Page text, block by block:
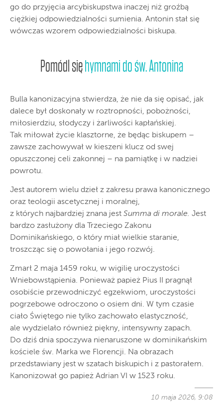
go do przyjęcia arcybiskupstwa inaczej niż groźbą
ciężkiej odpowiedzialności sumienia. Antonin stał się
wówczas wzorem odpowiedzialności biskupa.
Pomódl sięhymnami do św. Antonina
Bulla kanonizacyjna stwierdza, że nie da się opisać, jak
dalece był doskonały w roztropności, pobożności,
miłosierdziu, słodyczy i żarliwości kapłańskiej.
Tak miłował życie klasztorne, że będąc biskupem –
zawsze zachowywał w kieszeni klucz od swej
opuszczonej celi zakonnej – na pamiątkę i w nadziei
powrotu.
Jest autorem wielu dzieł z zakresu prawa kanonicznego
oraz teologii ascetycznej i moralnej,
z których najbardziej znana jest Summa di morale. Jest
bardzo zasłużony dla Trzeciego Zakonu
Dominikańskiego, o który miał wielkie staranie,
troszcząc się o powołania i jego rozwój.
Zmarł 2 maja 1459 roku, w wigilię uroczystości
Wniebowstąpienia. Ponieważ papież Pius II pragnął
osobiście przewodniczyć egzekwiom, uroczystości
pogrzebowe odroczono o osiem dni. W tym czasie
ciało Świętego nie tylko zachowało elastyczność,
ale wydzielało również piękny, intensywny zapach.
Do dziś dnia spoczywa nienaruszone w dominikańskim
kościele św. Marka we Florencji. Na obrazach
przedstawiany jest w szatach biskupich i z pastorałem.
Kanonizował go papież Adrian VI w 1523 roku.
10 maja 2026, 9:08